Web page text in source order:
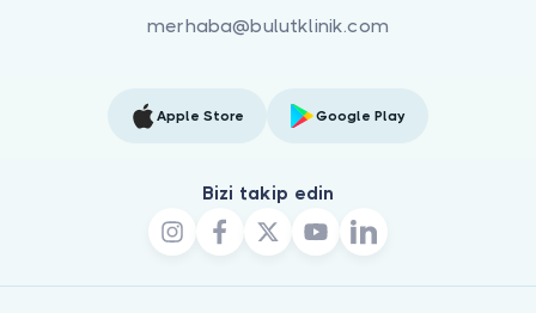
merhaba@bulutklinik.com
Apple Store Google Play
Bizi takip edin